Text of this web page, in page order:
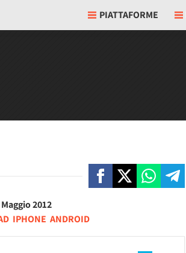
PIATTAFORME
2012
IPHONE ANDROID